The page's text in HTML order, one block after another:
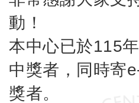
動！
本中心已於115
中獎者，同時寄
獎者。